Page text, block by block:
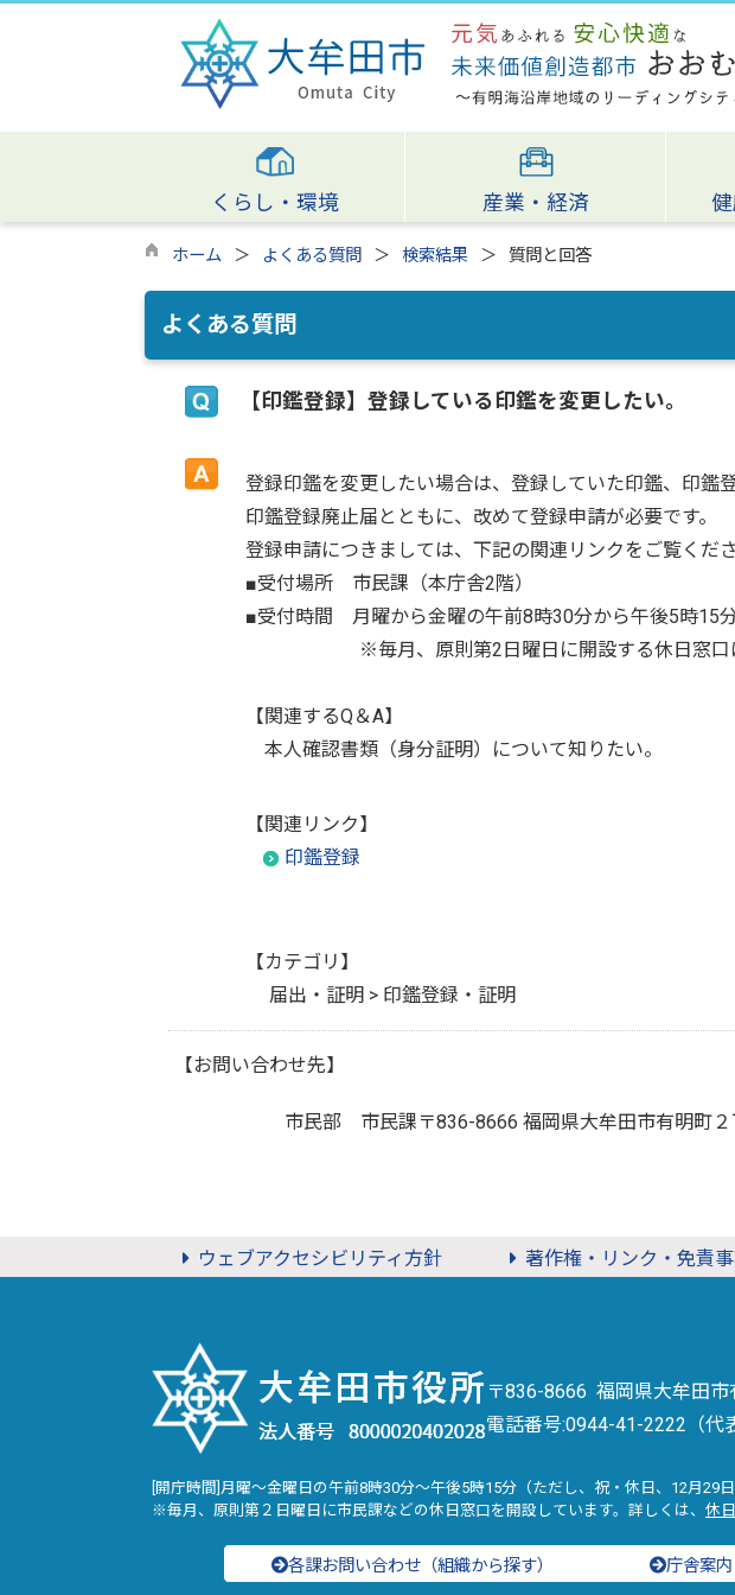
くらし・環境 産業・経済
ホーム よくある質問 検索結果 質問と回答
よくある質問
【印鑑登録】登録している印鑑を変更したい。
登録印鑑を変更したい場合は、登録していた印鑑、印鑑
印鑑登録廃止届とともに、改めて登録申請が必要です。
登録申請につきましては、下記の関連リンクをご覧くださ
■受付場所 市民課（本庁舎2階）
■受付時間 月曜から金曜の午前8時30分から午後5時15
※毎月、原則第2日曜日に開設する休日窓口は
【関連するQ＆A】
本人確認書類（身分証明）について知りたい。
【関連リンク】
印鑑登録
【カテゴリ】
届出・証明 > 印鑑登録・証明
【お問い合わせ先】
市民部 市民課 〒836-8666 福岡県大牟田市有明町
ウェブアクセシビリティ方針 著作権・リンク・免責
〒836-8666 福岡県大牟田
電話番号:0944-41-2222（代
[開庁時間]月曜～金曜日の午前8時30分～午後5時15分（ただし、祝・休日、12月29
※毎月、原則第２日曜日に市民課などの休日窓口を開設しています。詳しくは、 休
各課お問い合わせ（組織から探す） 庁舎案内